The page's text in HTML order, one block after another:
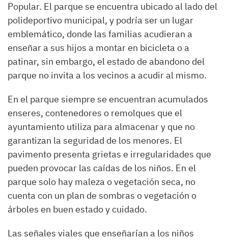
Popular. El parque se encuentra ubicado al lado del
polideportivo municipal, y podría ser un lugar
emblemático, donde las familias acudieran a
enseñar a sus hijos a montar en bicicleta o a
patinar, sin embargo, el estado de abandono del
parque no invita a los vecinos a acudir al mismo.
En el parque siempre se encuentran acumulados
enseres, contenedores o remolques que el
ayuntamiento utiliza para almacenar y que no
garantizan la seguridad de los menores. El
pavimento presenta grietas e irregularidades que
pueden provocar las caídas de los niños. En el
parque solo hay maleza o vegetación seca, no
cuenta con un plan de sombras o vegetación o
árboles en buen estado y cuidado.
Las señales viales que enseñarían a los niños